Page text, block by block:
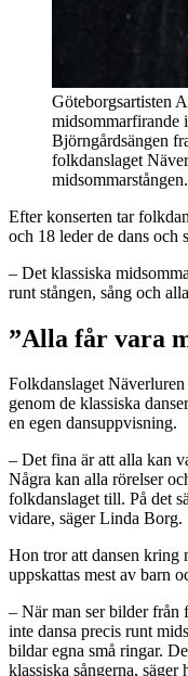
Göteborgsartisten
midsommarfirande
Björngårdsängen
folkdanslaget
Efter konserten tar
och 18 leder de dans och
– Det klassiska
runt stången, sång och
”Alla får vara
Folkdanslaget
genom de klassiska
en egen dansuppvisning.
– Det fina är att alla kan
Några kan alla rörelser
folkdanslaget till. På det
vidare, säger Linda Borg.
Hon tror att dansen kring
uppskattas mest av barn
– När man ser bilder från
inte dansa precis runt
bildar egna små ringar.
klassiska sångerna, säger